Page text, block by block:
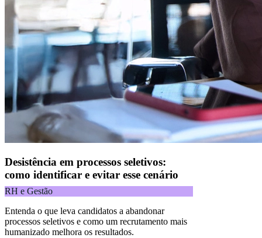
Desistência em processos seletivos:
como identificar e evitar esse cenário
RH e Gestão
Entenda o que leva candidatos a abandonar
processos seletivos e como um recrutamento mais
humanizado melhora os resultados.